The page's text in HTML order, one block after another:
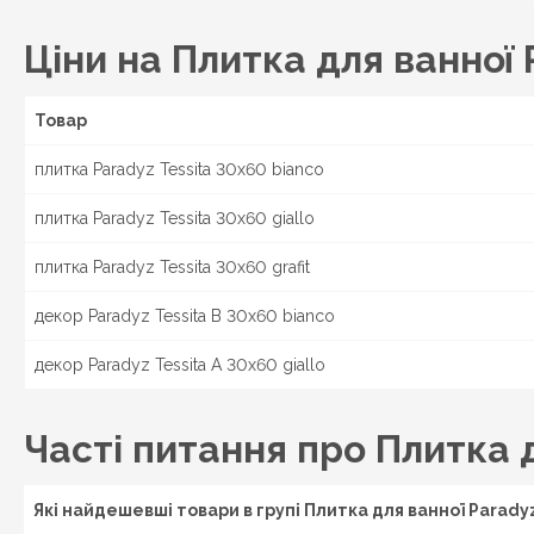
кольорах виглядає як гладке дзеркальне
плитки в квіткових мотивах. У них гарні
Харків, Чугуїв, Красноград, Ізюм,
Кременчук, Миргород, Лубни, Вінниця,
України.
Ціни на Плитка для
Товар
плитка Paradyz Tessita 30x60 bianco
плитка Paradyz Tessita 30x60 giallo
плитка Paradyz Tessita 30x60 grafit
декор Paradyz Tessita B 30x60 bianco
декор Paradyz Tessita A 30x60 giallo
Часті питання про Плитка
Які найдешевші товари в групі Плитка для ванної